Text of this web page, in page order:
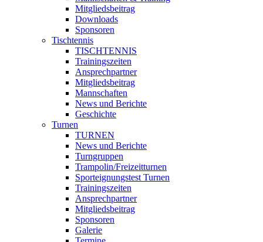
Mitgliedsbeitrag
Downloads
Sponsoren
Tischtennis
TISCHTENNIS
Trainingszeiten
Ansprechpartner
Mitgliedsbeitrag
Mannschaften
News und Berichte
Geschichte
Turnen
TURNEN
News und Berichte
Turngruppen
Trampolin/Freizeitturnen
Sporteignungstest Turnen
Trainingszeiten
Ansprechpartner
Mitgliedsbeitrag
Sponsoren
Galerie